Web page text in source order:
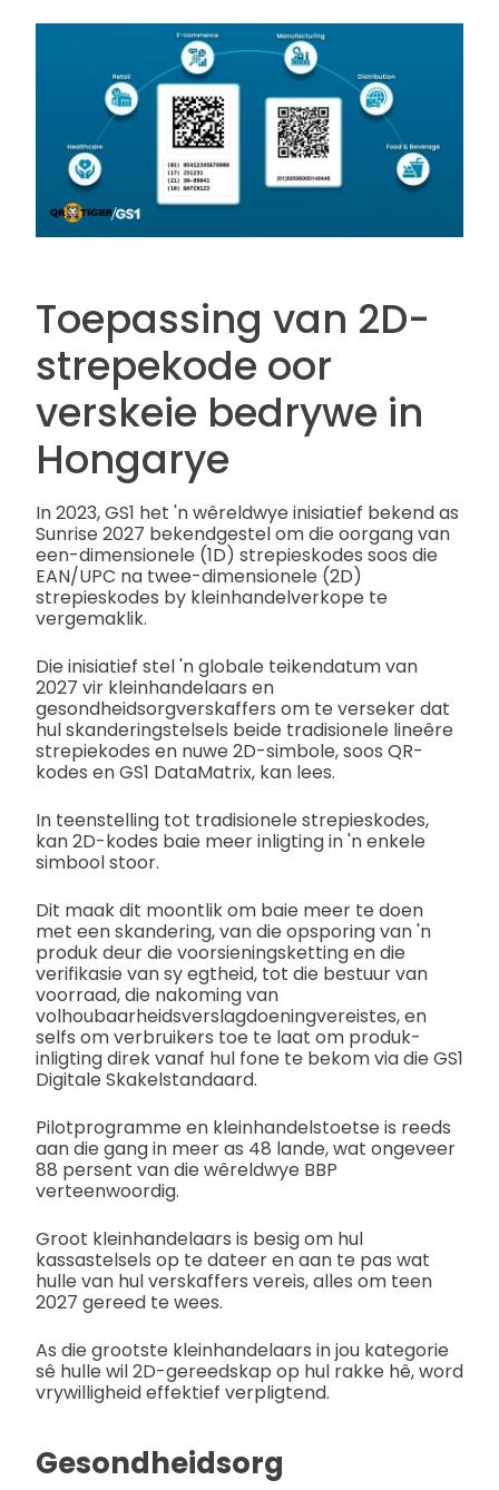
Toepassing van 2D-
strepekode oor
verskeie bedrywe in
Hongarye
In 2023, GS1 het 'n wêreldwye inisiatief bekend as
Sunrise 2027 bekendgestel om die oorgang van
een-dimensionele (1D) strepieskodes soos die
EAN/UPC na twee-dimensionele (2D)
strepieskodes by kleinhandelverkope te
vergemaklik.
Die inisiatief stel 'n globale teikendatum van
2027 vir kleinhandelaars en
gesondheidsorgverskaffers om te verseker dat
hul skanderingstelsels beide tradisionele lineêre
strepiekodes en nuwe 2D-simbole, soos QR-
kodes en GS1 DataMatrix, kan lees.
In teenstelling tot tradisionele strepieskodes,
kan 2D-kodes baie meer inligting in 'n enkele
simbool stoor.
Dit maak dit moontlik om baie meer te doen
met een skandering, van die opsporing van 'n
produk deur die voorsieningsketting en die
verifikasie van sy egtheid, tot die bestuur van
voorraad, die nakoming van
volhoubaarheidsverslagdoeningvereistes, en
selfs om verbruikers toe te laat om produk-
inligting direk vanaf hul fone te bekom via die GS1
Digitale Skakelstandaard.
Pilotprogramme en kleinhandelstoetse is reeds
aan die gang in meer as 48 lande, wat ongeveer
88 persent van die wêreldwye BBP
verteenwoordig.
Groot kleinhandelaars is besig om hul
kassastelsels op te dateer en aan te pas wat
hulle van hul verskaffers vereis, alles om teen
2027 gereed te wees.
As die grootste kleinhandelaars in jou kategorie
sê hulle wil 2D-gereedskap op hul rakke hê, word
vrywilligheid effektief verpligtend.
Gesondheidsorg